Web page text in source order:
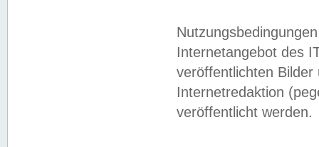
Internetangebot des
veröffentlichten
Internetredaktion
veröffentlicht werden.